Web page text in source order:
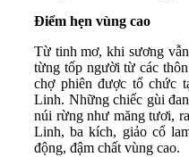
Điểm hẹn vùng cao
Từ tinh mơ, khi sương
từng tốp người từ các
chợ phiên được tổ chức
Linh. Những chiếc gùi
núi rừng như măng tươi,
Linh, ba kích, giảo cổ
động, đậm chất vùng cao.